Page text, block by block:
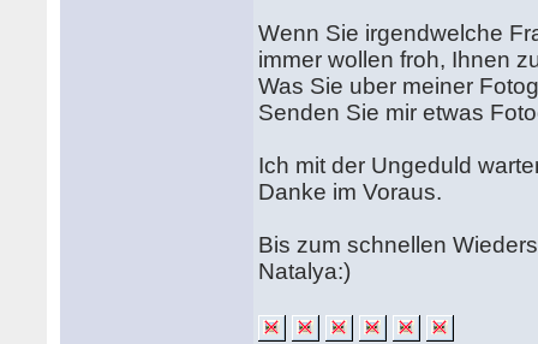
Wenn Sie irgendwelche
immer wollen froh, Ihnen
Was Sie uber meiner
Senden Sie mir etwas
Ich mit der Ungeduld
Danke im Voraus.
Bis zum schnellen
Natalya:)